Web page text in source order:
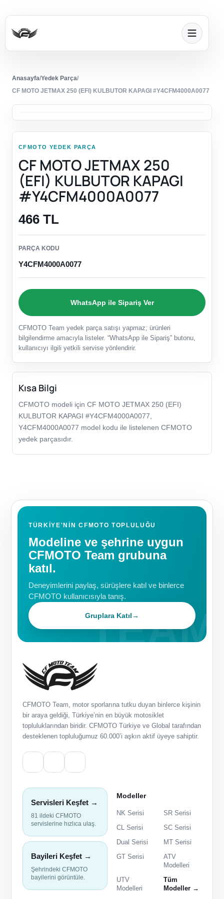
Anasayfa/Yedek Parça/
CF MOTO JETMAX 250 (EFI) KULBUTOR KAPAGI #Y4CFM4000A0077
CFMOTO YEDEK PARÇA
CF MOTO JETMAX 250
(EFI) KULBUTOR KAPAGI
#Y4CFM4000A0077
466 TL
PARÇA KODU
Y4CFM4000A0077
WhatsApp ile Sipariş Ver
CFMOTO Team yedek parça satışı yapmaz; ürünleri
bilgilendirme amacıyla listeler. “WhatsApp ile Sipariş” butonu,
kullanıcıyı ilgili yetkili servise yönlendirir.
Kısa Bilgi
CFMOTO modeli için CF MOTO JETMAX 250 (EFI)
KULBUTOR KAPAGI #Y4CFM4000A0077,
Y4CFM4000A0077 model kodu ile listelenen CFMOTO
yedek parçasıdır.
TÜRKIYE'NIN CFMOTO TOPLULUĞU
Modeline ve şehrine uygun
CFMOTO Team grubuna
katıl.
Deneyimlerini paylaş, sürüşlere katıl ve binlerce
CFMOTO kullanıcısıyla tanış.
Gruplara Katıl→
CFMOTO Team, motor sporlarına tutku duyan binlerce kişinin
bir araya geldiği, Türkiye’nin en büyük motosiklet
topluluklarından biridir. CFMOTO Türkiye ve Global tarafından
desteklenen topluluğumuz 60.000’i aşkın aktif üyeye sahiptir.
Servisleri Keşfet →
81 ildeki CFMOTO
servislerine hızlıca ulaş.
Bayileri Keşfet →
Şehrindeki CFMOTO
bayilerini görüntüle.
Modeller
NK Serisi
SR Serisi
CL Serisi
SC Serisi
Dual Serisi
MT Serisi
GT Serisi
ATV
Modelleri
UTV
Modelleri
Tüm
Modeller →